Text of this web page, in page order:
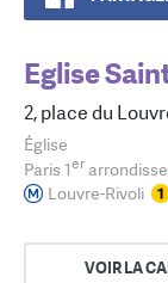
Eglise
2, place du
Église
Paris 1er
Louvre-Rivoli
VOIR LA